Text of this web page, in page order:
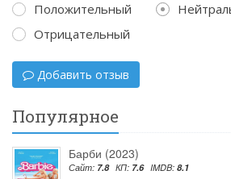
Положительный
Отрицательный
Добавить отзыв
Популярное
Барби (2023)
Сайт: 7.8 КП: 7.6 IMDB: 8.1